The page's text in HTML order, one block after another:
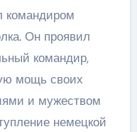
командиром
Он проявил
командир,
мощь своих
и мужеством
немецкой